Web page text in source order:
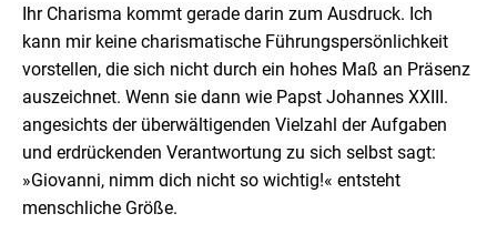
Ihr Charisma kommt gerade darin zum Ausdruck. Ich
kann mir keine charismatische Führungspersönlichkeit
vorstellen, die sich nicht durch ein hohes Maß an Präsenz
auszeichnet. Wenn sie dann wie Papst Johannes XXIII.
angesichts der überwältigenden Vielzahl der Aufgaben
und erdrückenden Verantwortung zu sich selbst sagt:
»Giovanni, nimm dich nicht so wichtig!« entsteht
menschliche Größe.